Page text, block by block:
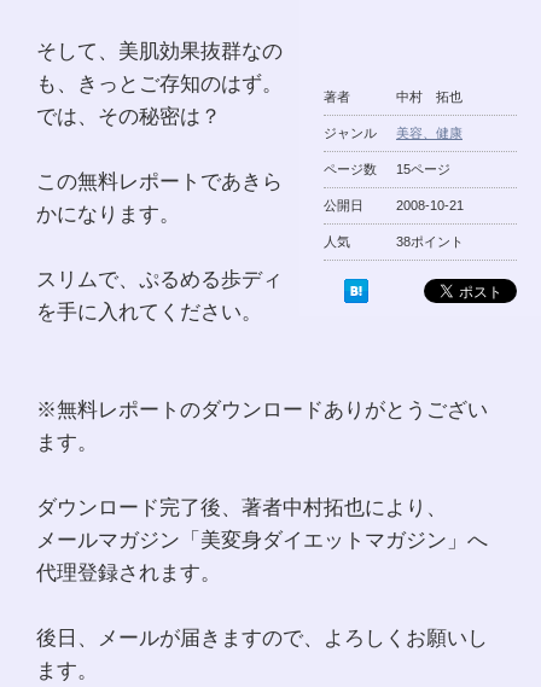
著者 中村 拓也
ジャンル 美容、健康
ページ数 15ページ
公開日 2008-10-21
人気 38ポイント
そして、美肌効果抜群なの
も、きっとご存知のはず。
では、その秘密は？
この無料レポートであきら
かになります。
スリムで、ぷるめる歩ディ
を手に入れてください。
※無料レポートのダウンロードありがとうござい
ます。
ダウンロード完了後、著者中村拓也により、
メールマガジン「美変身ダイエットマガジン」へ
代理登録されます。
後日、メールが届きますので、よろしくお願いし
ます。